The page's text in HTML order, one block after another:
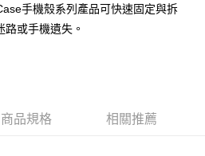
手機殼系列產品可快速固定與拆
或手機遺失。
商品規格 相關推薦